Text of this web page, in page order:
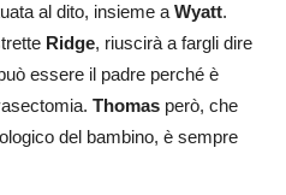
al dito, insieme aWyatt.
Ridge, riuscirà a fargli dire
essere il padre perché è
Thomas però, che
del bambino, è sempre